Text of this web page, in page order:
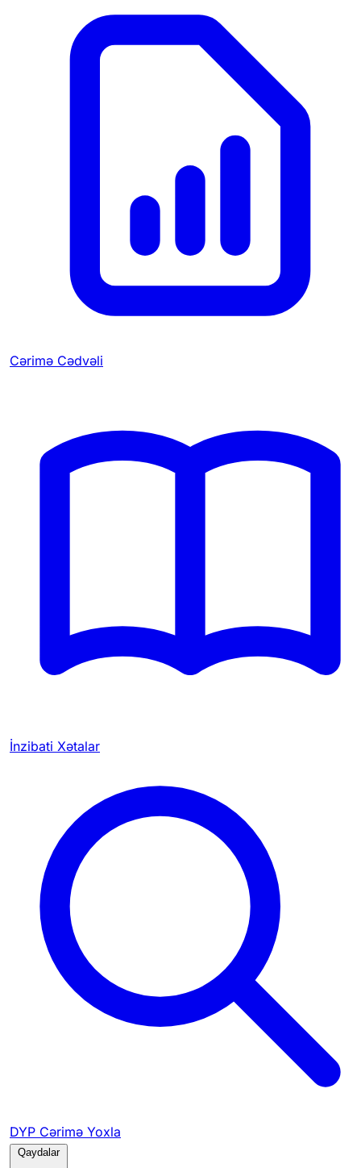
Cərimə Cədvəli
İnzibati Xətalar
DYP Cərimə Yoxla
Qaydalar